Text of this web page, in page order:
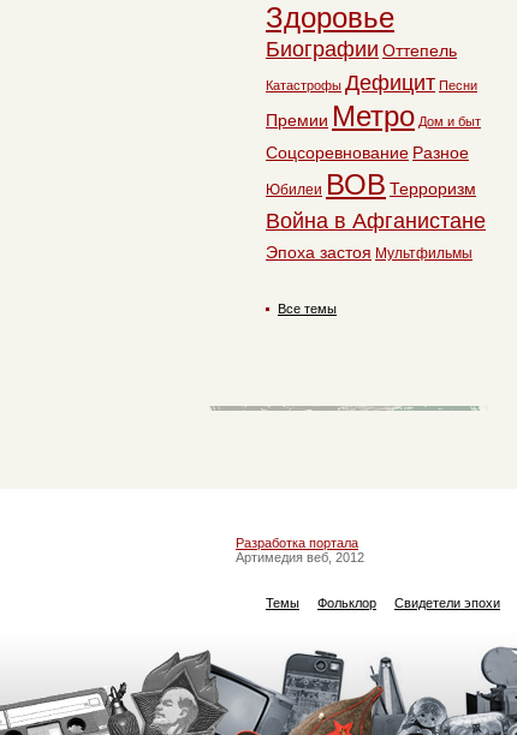
Здоровье
Биографии Оттепель
Катастрофы Дефицит Песни
Премии Метро Дом и быт
Соцсоревнование Разное
Юбилеи ВОВ Терроризм
Война в Афганистане
Эпоха застоя Мультфильмы
Все темы
Разработка портала
Артимедия веб, 2012
Темы Фольклор Свидетели эпохи